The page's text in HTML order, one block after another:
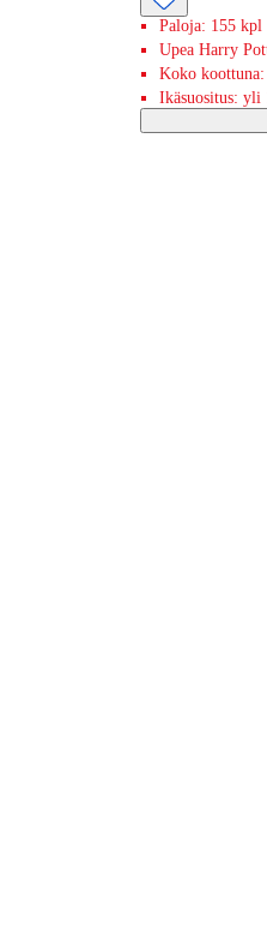
Paloja: 155 kpl
Upea Harry
Koko
Ikäsuositus: